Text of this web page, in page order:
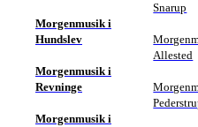
Morgenmusik i
Hundslev
Morgenmusik i
Revninge
Morgenmusik i
Snarup
Allested